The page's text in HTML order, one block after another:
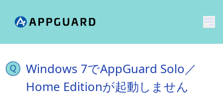
メ
Windows 7でAppGuard Solo／
Home Editionが起動しません